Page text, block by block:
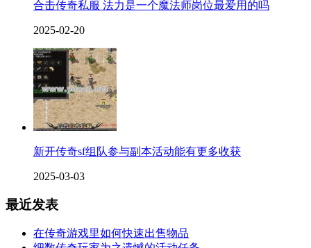
合击传奇私服 法力是一个魔法师岗位最爱用的吗
2025-02-20
新开传奇sf组队参与副本活动能有更多收获
2025-03-03
最近发表
在传奇游戏里如何快速出售物品